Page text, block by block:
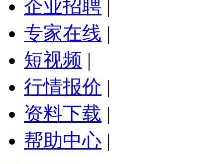
企业招聘 |
专家在线 |
短视频 |
行情报价 |
资料下载 |
帮助中心 |